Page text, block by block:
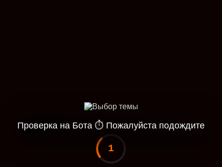
Проверка на Бота ⏱ Пожалуйста подождите
1